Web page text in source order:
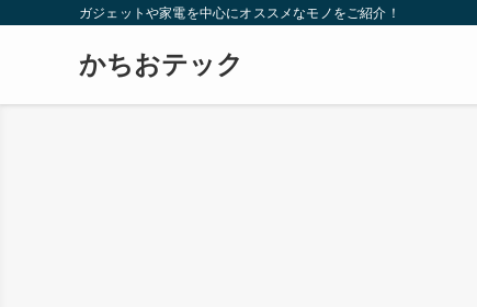
ガジェットや家電を中心にオススメなモノをご紹介！
かちおテック